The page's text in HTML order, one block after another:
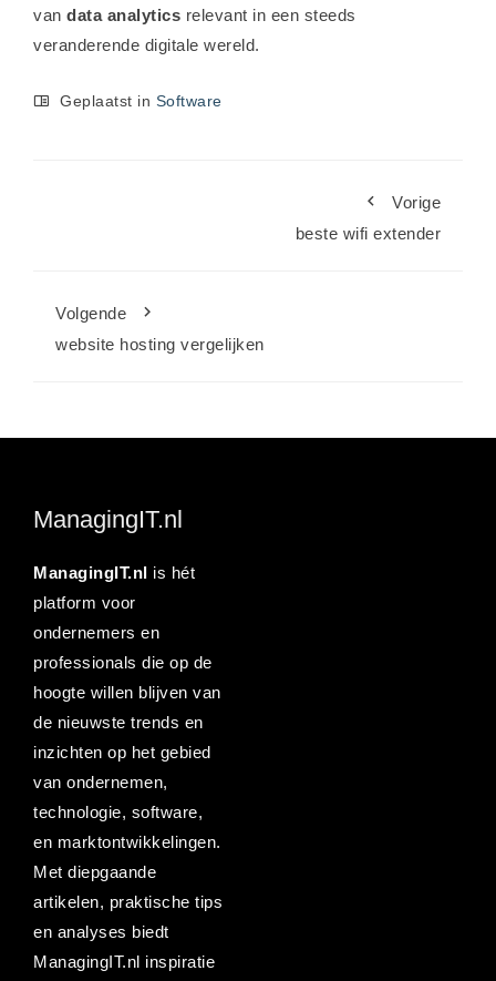
van data analytics relevant in een steeds
veranderende digitale wereld.
Geplaatst in Software
Vorige
beste wifi extender
Volgende
website hosting vergelijken
ManagingIT.nl
ManagingIT.nl is hét
platform voor
ondernemers en
professionals die op de
hoogte willen blijven van
de nieuwste trends en
inzichten op het gebied
van ondernemen,
technologie, software,
en marktontwikkelingen.
Met diepgaande
artikelen, praktische tips
en analyses biedt
ManagingIT.nl inspiratie